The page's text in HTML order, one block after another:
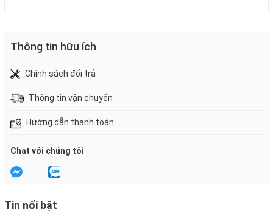
Thông tin hữu ích
Chính sách đổi trả
Thông tin vận chuyển
Hướng dẫn thanh toán
Chat với chúng tôi
Tin nổi bật